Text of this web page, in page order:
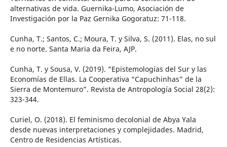
alternativas de vida. Guernika-Lumo, Asociación de
Investigación por la Paz Gernika Gogoratuz: 71-118.
Cunha, T.; Santos, C.; Moura, T. y Silva, S. (2011). Elas, no sul
e no norte. Santa Maria da Feira, AJP.
Cunha, T. y Sousa, V. (2019). “Epistemologías del Sur y las
Economías de Ellas. La Cooperativa “Capuchinhas” de la
Sierra de Montemuro”. Revista de Antropología Social 28(2):
323-344.
Curiel, O. (2018). El feminismo decolonial de Abya Yala
desde nuevas interpretaciones y complejidades. Madrid,
Centro de Residencias Artísticas.